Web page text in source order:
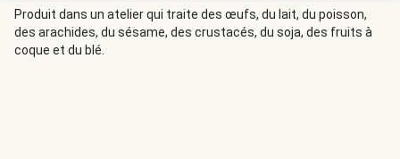
Produit dans un atelier qui traite des œufs, du lait, du poisson,
des arachides, du sésame, des crustacés, du soja, des fruits à
coque et du blé.